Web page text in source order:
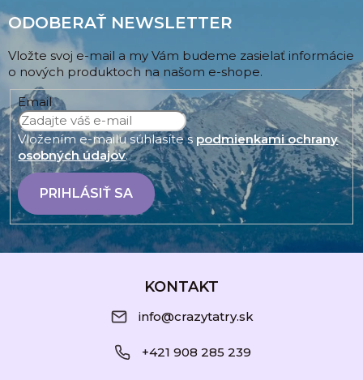
ODOBERAŤ NEWSLETTER
Vložte svoj e-mail a my Vám budeme zasielať informácie
o nových produktoch na našom e-shope.
Email
Vložením e-mailu súhlasíte spodmienkami ochrany
osobných údajov.
PRIHLÁSIŤ SA
KONTAKT
info@crazytatry.sk
+421 908 285 239